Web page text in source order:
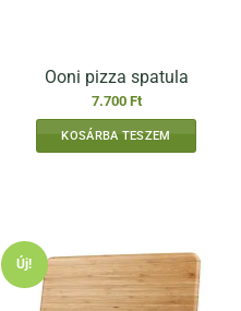
Ooni pizza spatula
7.700 Ft
KOSÁRBA TESZEM
Új!